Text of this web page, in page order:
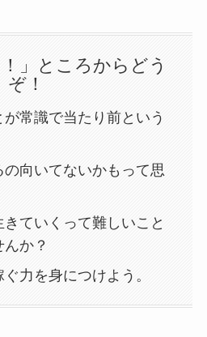
！」ところからどう
ぞ！
常識で当たり前という
向いてないかもって思
きていくって難しいこと
か？
力を身につけよう。